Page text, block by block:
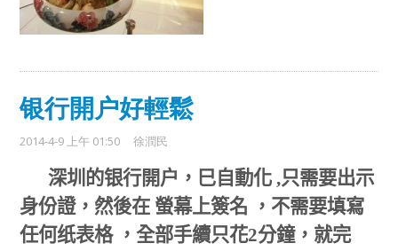
银行開户好輕鬆
2014-4-9 上午 01:50 徐潤民
深圳的银行開户，巳自動化 ,只需要出示
身份證，然後在 螢幕上簽名 ，不需要填寫
任何纸表格 ，全部手續只花2分鐘，就完